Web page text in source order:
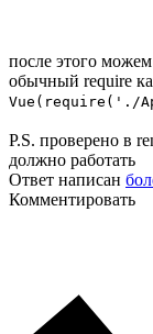
после этого
обычный require
Vue(require('./
P.S. проверено в
должно работать
Ответ написан
Комментировать